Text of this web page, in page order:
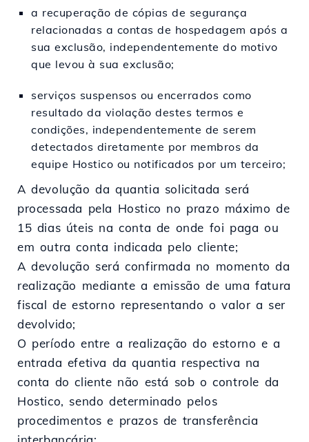
a recuperação de cópias de segurança
relacionadas a contas de hospedagem após a
sua exclusão, independentemente do motivo
que levou à sua exclusão;
serviços suspensos ou encerrados como
resultado da violação destes termos e
condições, independentemente de serem
detectados diretamente por membros da
equipe Hostico ou notificados por um terceiro;
A devolução da quantia solicitada será
processada pela Hostico no prazo máximo de
15 dias úteis na conta de onde foi paga ou
em outra conta indicada pelo cliente;
A devolução será confirmada no momento da
realização mediante a emissão de uma fatura
fiscal de estorno representando o valor a ser
devolvido;
O período entre a realização do estorno e a
entrada efetiva da quantia respectiva na
conta do cliente não está sob o controle da
Hostico, sendo determinado pelos
procedimentos e prazos de transferência